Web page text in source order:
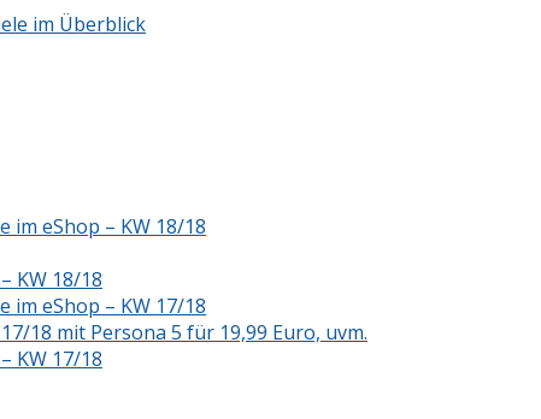
im eShop – KW 18/18
KW 18/18
im eShop – KW 17/18
18 mit Persona 5 für 19,99 Euro, uvm.
KW 17/18